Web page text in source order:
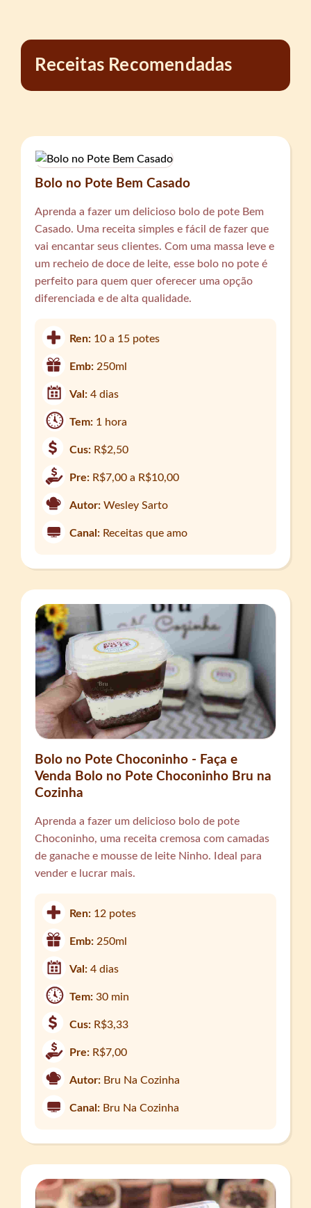
Receitas Recomendadas
Bolo no Pote Bem Casado
Aprenda a fazer um delicioso bolo de pote Bem
Casado. Uma receita simples e fácil de fazer que
vai encantar seus clientes. Com uma massa leve e
um recheio de doce de leite, esse bolo no pote é
perfeito para quem quer oferecer uma opção
diferenciada e de alta qualidade.
Ren: 10 a 15 potes
Emb:250ml
Val:4 dias
Tem: 1 hora
Cus: R$2,50
Pre: R$7,00 a R$10,00
Autor: Wesley Sarto
Canal: Receitas que amo
Bolo no Pote Choconinho - Faça e
Venda Bolo no Pote Choconinho Bru na
Cozinha
Aprenda a fazer um delicioso bolo de pote
Choconinho, uma receita cremosa com camadas
de ganache e mousse de leite Ninho. Ideal para
vender e lucrar mais.
Ren: 12 potes
Emb:250ml
Val:4 dias
Tem:30 min
Cus: R$3,33
Pre: R$7,00
Autor: Bru Na Cozinha
Canal: Bru Na Cozinha